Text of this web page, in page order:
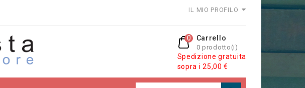
IL MIO PROFILO
Carrello
0 prodotto(i)
0
Spedizione gratuita
sopra i 25,00 €